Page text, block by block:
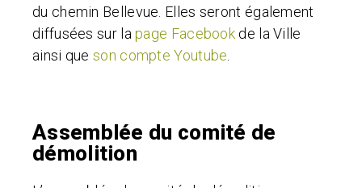
du chemin Bellevue. Elles seront également
diffusées sur lapage Facebook de la Ville
ainsi que son compte Youtube.
Assemblée du comité de
démolition